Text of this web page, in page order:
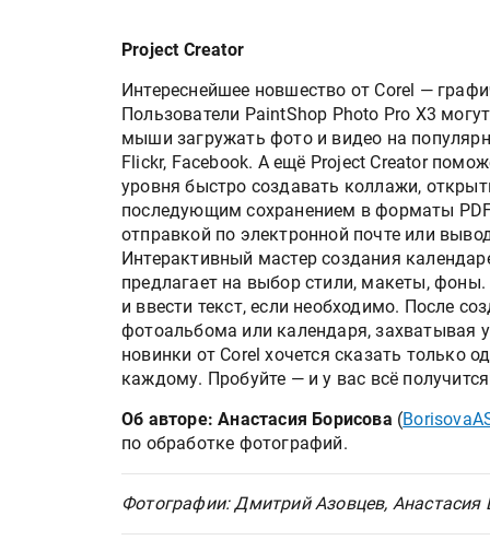
Project Creator
Интереснейшее новшество от Corel —
Пользователи PaintShop Photo Pro X3
мыши загружать фото и видео на
Flickr, Facebook. А ещё Project Creator
уровня быстро создавать коллажи,
последующим сохранением в форматы
отправкой по электронной почте или
Интерактивный мастер создания
предлагает на выбор стили, макеты,
и ввести текст, если необходимо. После
фотоальбома или календаря, захватывая
новинки от Corel хочется сказать только
каждому. Пробуйте — и у вас всё
Об авторе: Анастасия Борисова (
по обработке фотографий.
Фотографии: Дмитрий Азовцев,
УФ-принтер Mimaki UJV200
запущен в компании